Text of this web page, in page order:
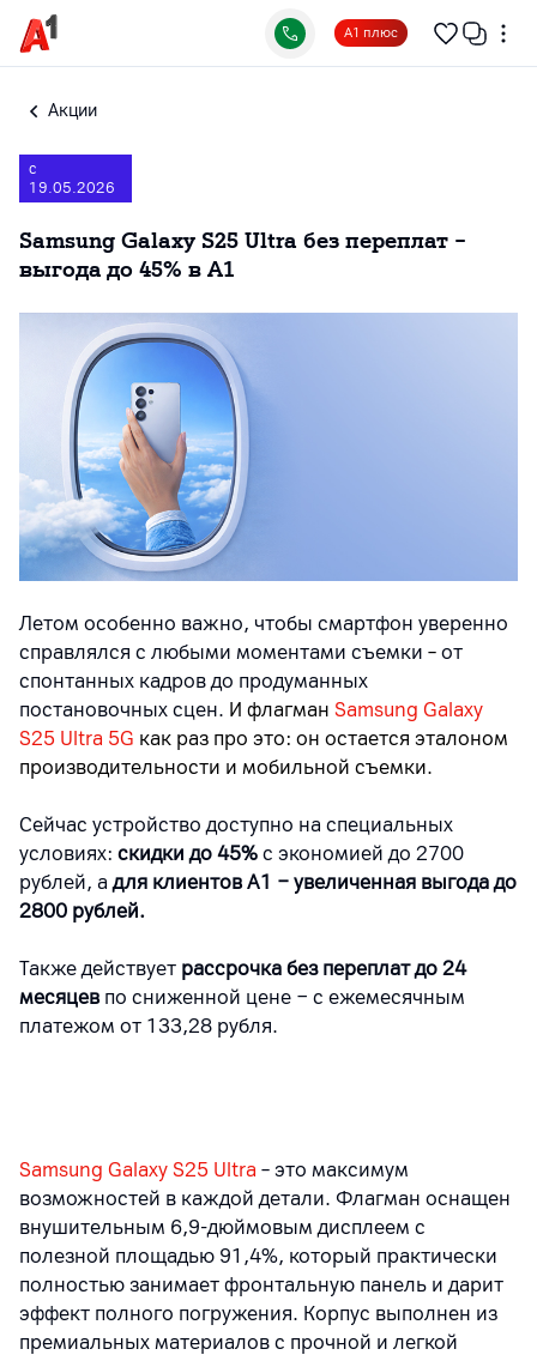
А1 плюс
Акции
с
19.05.2026
Samsung Galaxy S25 Ultra без переплат −
выгода до 45% в А1
Летом особенно важно, чтобы смартфон уверенно
справлялся с любыми моментами съемки – от
спонтанных кадров до продуманных
постановочных сцен. И флагман Samsung Galaxy
S25 Ultra 5G как раз про это: он остается эталоном
производительности и мобильной съемки.
Сейчас устройство доступно на специальных
условиях: скидки до 45% с экономией до 2700
рублей, адля клиентов A1 − увеличенная выгода до
2800 рублей.
Также действует рассрочка без переплат до 24
месяцев по сниженной цене − с ежемесячным
платежом от 133,28 рубля.
Samsung Galaxy S25 Ultra – это максимум
возможностей в каждой детали. Флагман оснащен
внушительным 6,9‑дюймовым дисплеем с
полезной площадью 91,4%, который практически
полностью занимает фронтальную панель и дарит
эффект полного погружения. Корпус выполнен из
премиальных материалов с прочной и легкой